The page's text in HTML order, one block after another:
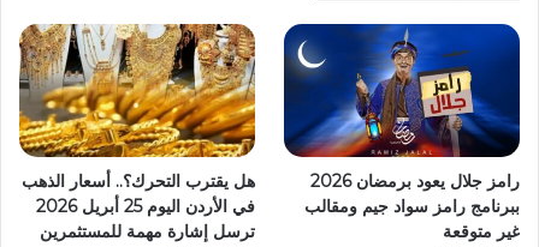
رامز جلال يعود برمضان 2026
ببرنامج رامز سواد جيم ومقالب
غير متوقعة
هل يقترب التحرك؟.. أسعار الذهب
في الأردن اليوم 25 أبريل 2026
ترسل إشارة مهمة للمستثمرين